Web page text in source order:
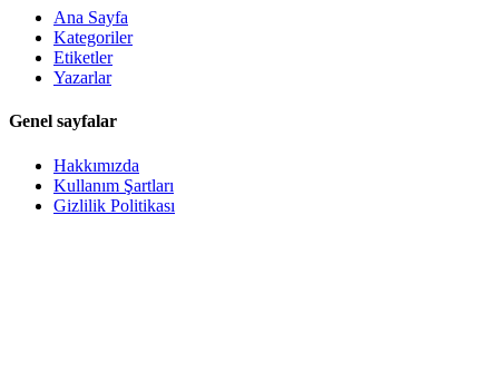
Ana Sayfa
Kategoriler
Etiketler
Yazarlar
Genel sayfalar
Hakkımızda
Kullanım Şartları
Gizlilik Politikası